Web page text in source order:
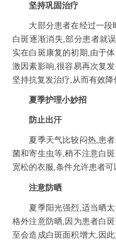
坚持巩固治疗
大部分患者在经过一段
白斑逐渐消失,部分患者就
实在白斑康复的初期,由于
激因素影响,很容易再次复
坚持抗复发治疗,从而有效降
夏季护理小妙招
防止出汗
夏季天气比较闷热,患者
菌和寄生虫等,稍不注意白
宽松的衣服,条件允许患者可
注意防晒
夏季阳光强烈,适当晒太
格外注意防晒,因为患者白
至会造成白斑面积增大,因